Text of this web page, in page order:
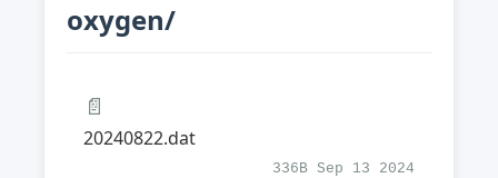
oxygen/
📄
20240822.dat
336B Sep 13 2024